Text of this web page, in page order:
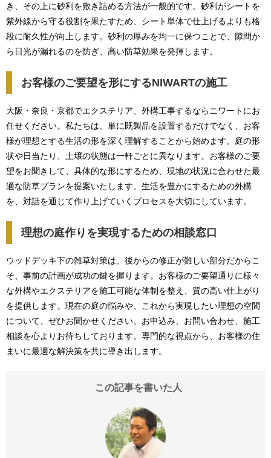
き、その上に砂利を敷き詰める方法が一般的です。砂利がシートを
紫外線から守る役割を果たすため、シート単体で仕上げるよりも格
段に耐久性が向上します。砂利の厚みを均一に保つことで、隙間か
ら日光が漏れるのを防ぎ、高い防草効果を発揮します。
お客様のご要望を形にするNIWARTの施工
大阪・奈良・京都でエクステリア、外構工事するならニワートにお
任せください。私たちは、単に既製品を設置するだけでなく、お客
様が理想とする生活の形を深く理解することから始めます。庭の形
状や日当たり、土壌の状態は一軒ごとに異なります。お客様のご要
望をお聞きして、具体的な形にするため、現地の状況に合わせた最
適な防草プランを提案いたします。生活を豊かにするための外構
を、対話を通じて作り上げていくプロセスを大切にしています。
理想の庭作りを実現するための相談窓口
ウッドデッキ下の雑草対策は、後からの修正が難しい部分だからこ
そ、事前の計画が成功の鍵を握ります。お客様のご要望通りに様々
な外構やエクステリアを施工可能な体制を整え、質の高い仕上がり
を提供します。現在の庭の悩みや、これから実現したい理想の空間
について、ぜひお聞かせください。お申込み、お問い合わせ、施工
相談を心よりお待ちしております。専門的な視点から、お客様の住
まいに最適な解決策を共に導き出します。
この記事を書いた人